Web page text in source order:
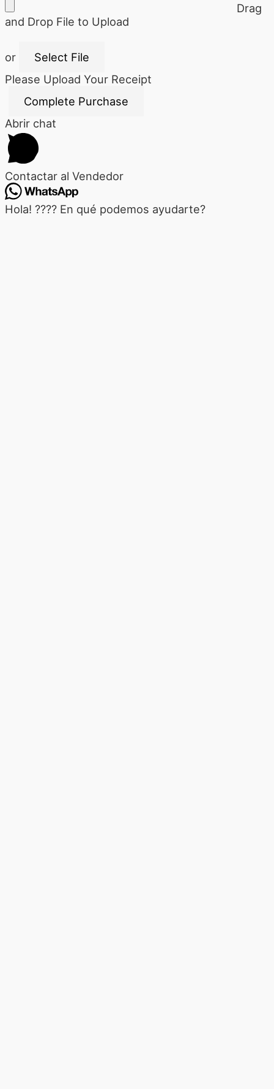
Drag
and Drop File to Upload
or
Select File
Please Upload Your Receipt
Abrir chat
Contactar al Vendedor
Hola! ???? En qué podemos ayudarte?